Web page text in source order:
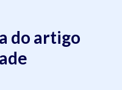
do artigo